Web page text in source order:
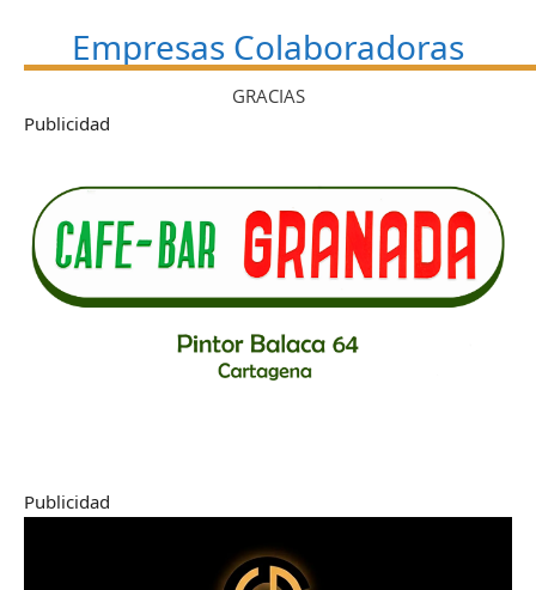
Empresas Colaboradoras
GRACIAS
Publicidad
Publicidad